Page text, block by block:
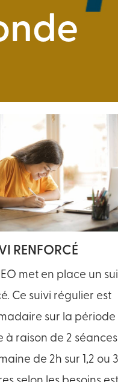
RENFORCÉ
met en place un
Ce suivi régulier est
sur la période
à raison de 2 séances
de 2h sur 1,2 ou 3